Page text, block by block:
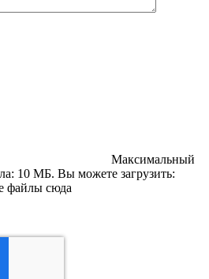
Максимальный
10 МБ. Вы можете загрузить:
файлы сюда